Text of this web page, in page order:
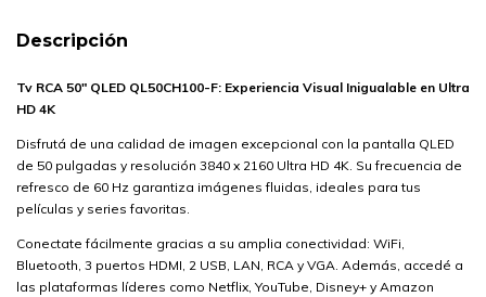
Descripción
Tv RCA 50" QLED QL50CH100-F: Experiencia Visual Inigualable en Ultra
HD 4K
Disfrutá de una calidad de imagen excepcional con la pantalla QLED
de 50 pulgadas y resolución 3840 x 2160 Ultra HD 4K. Su frecuencia de
refresco de 60 Hz garantiza imágenes fluidas, ideales para tus
películas y series favoritas.
Conectate fácilmente gracias a su amplia conectividad: WiFi,
Bluetooth, 3 puertos HDMI, 2 USB, LAN, RCA y VGA. Además, accedé a
las plataformas líderes como Netflix, YouTube, Disney+ y Amazon